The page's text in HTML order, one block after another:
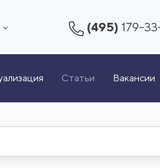
(495) 179-
Статьи Вакансии